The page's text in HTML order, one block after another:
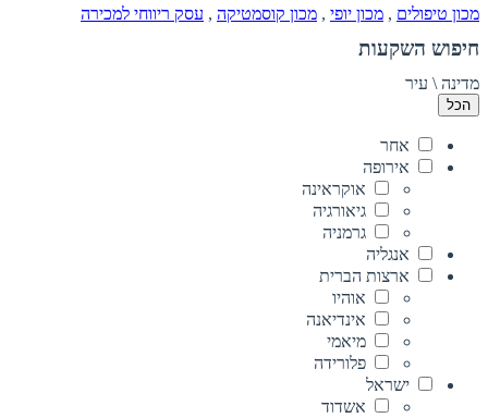
מכון טיפולים , מכון יופי , מכון קוסמטיקה , עסק ריווחי למכירה
חיפוש השקעות
מדינה \ עיר
הכל
אחר
אירופה
אוקראינה
גיאורגיה
גרמניה
אנגליה
ארצות הברית
אוהיו
אינדיאנה
מיאמי
פלורידה
ישראל
אשדוד